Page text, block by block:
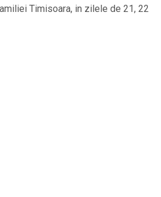
Timisoara, in zilele de 21, 22